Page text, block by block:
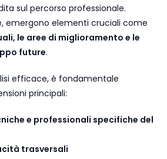
sul percorso professionale.
emergono elementi cruciali come
le aree di miglioramento e le
future.
efficace, è fondamentale
principali:
e professionali specifiche del
trasversali